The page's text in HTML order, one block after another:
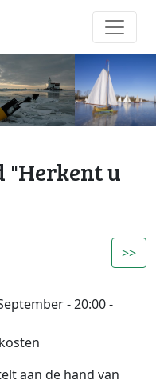
"Herkent u
>>
- 20:00 -
aan de hand van